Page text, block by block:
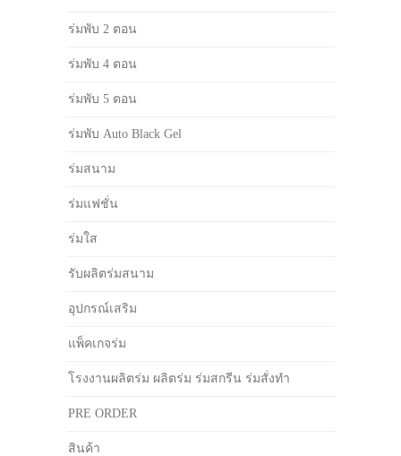
ร่มพับ 2 ตอน
ร่มพับ 4 ตอน
ร่มพับ 5 ตอน
ร่มพับ Auto Black Gel
ร่มสนาม
ร่มแฟชั่น
ร่มใส
รับผลิตร่มสนาม
อุปกรณ์เสริม
แพ็คเกจร่ม
โรงงานผลิตร่ม ผลิตร่ม ร่มสกรีน ร่มสั่งทำ
PRE ORDER
สินค้า